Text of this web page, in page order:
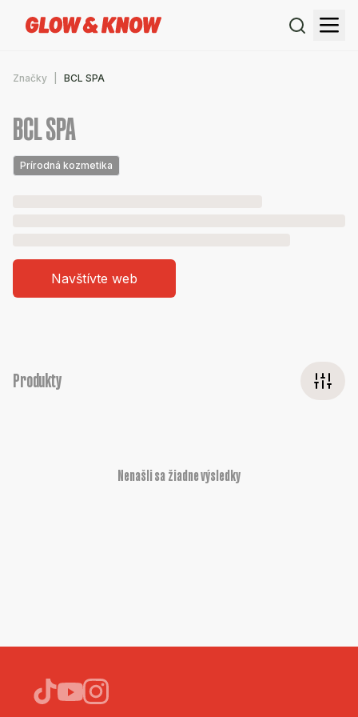
Značky BCL SPA
BCL SPA
Prírodná kozmetika
Navštívte web
Produkty
Nenašli sa žiadne výsledky